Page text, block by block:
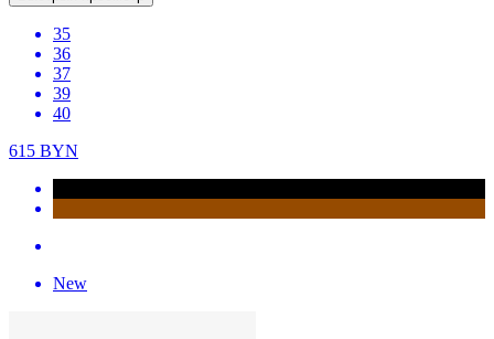
35
36
37
39
40
615 BYN
New